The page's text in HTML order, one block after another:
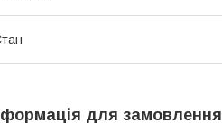
для замовлення